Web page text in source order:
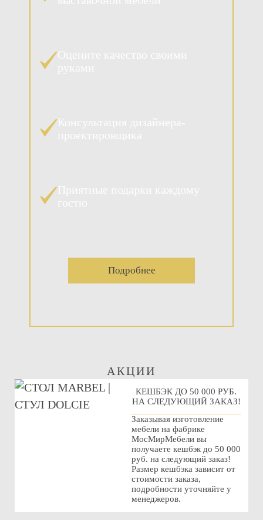
Подробнее
АКЦИИ
КЕШБЭК ДО 50 000 РУБ.
НА СЛЕДУЮЩИЙ ЗАКАЗ!
Заказывая изготовление
мебели на фабрике
МосМирМебели вы
получаете кешбэк до 50 000
руб. на следующий заказ!
Размер кешбэка зависит от
стоимости заказа,
подробности уточняйте у
менеджеров.